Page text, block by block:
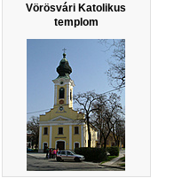
Vörösvári Katolikus
templom